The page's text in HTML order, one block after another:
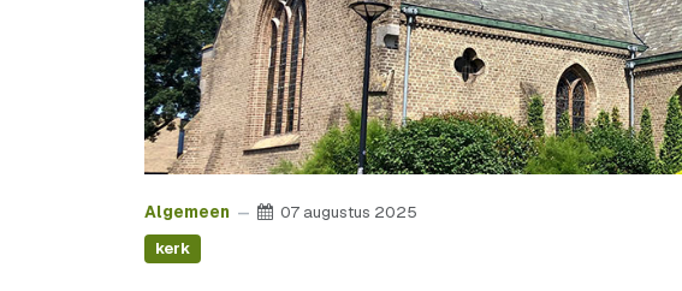
Algemeen 07 augustus 2025
kerk